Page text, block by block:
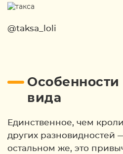
@taksa_loli
вида
Единственное, чем
других разновидностей
остальном же, это